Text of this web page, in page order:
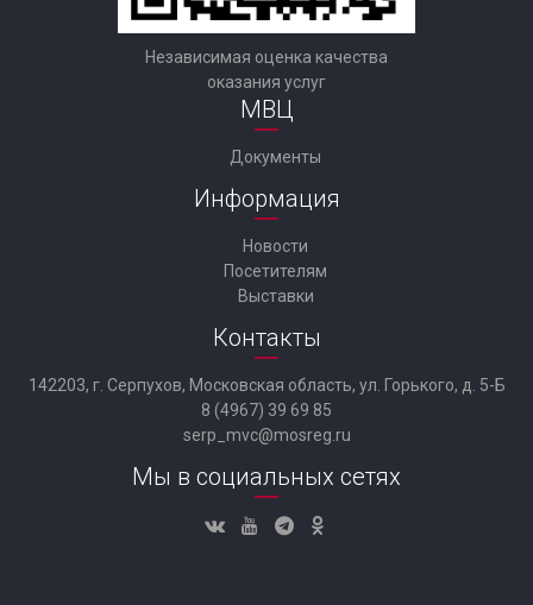
Независимая оценка качества
оказания услуг
МВЦ
Документы
Информация
Новости
Посетителям
Выставки
Контакты
142203, г. Серпухов, Московская область, ул. Горького, д. 5-Б
8 (4967) 39 69 85
serp_mvc@mosreg.ru
Мы в социальных сетях